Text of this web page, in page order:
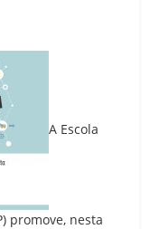
A Escola
promove, nesta